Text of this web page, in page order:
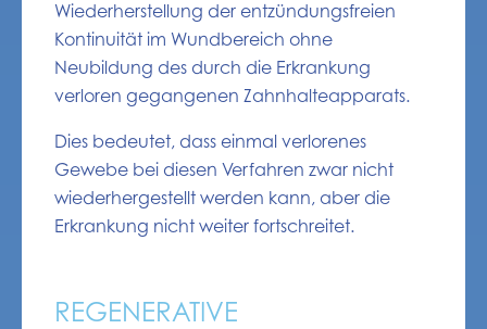
Wiederherstellung der entzündungsfreien
Kontinuität im Wundbereich ohne
Neubildung des durch die Erkrankung
verloren gegangenen Zahnhalteapparats.
Dies bedeutet, dass einmal verlorenes
Gewebe bei diesen Verfahren zwar nicht
wiederhergestellt werden kann, aber die
Erkrankung nicht weiter fortschreitet.
REGENERATIVE